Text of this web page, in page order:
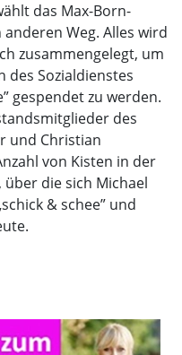
das Max-Born-
anderen Weg. Alles wird
zusammengelegt, um
des Sozialdienstes
gespendet zu werden.
des
und Christian
von Kisten in der
die sich Michael
& schee” und